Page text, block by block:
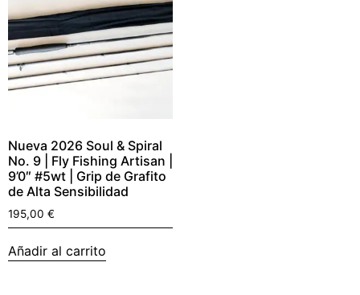
Nueva 2026 Soul & Spiral
No. 9 | Fly Fishing Artisan |
9’0″ #5wt | Grip de Grafito
de Alta Sensibilidad
195,00 €
Añadir al carrito